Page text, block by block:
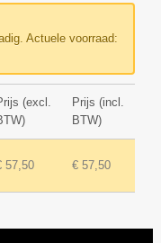
Actuele voorraad:
(excl.
Prijs (incl.
BTW)
57,50 € 57,50